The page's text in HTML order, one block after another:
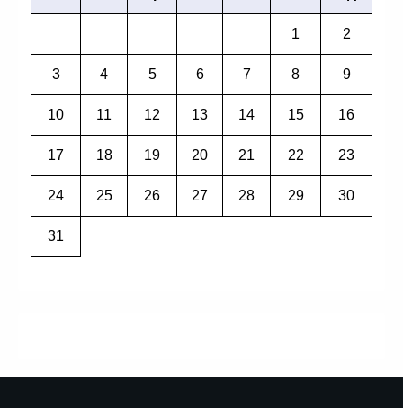
1 2
3 4 5 6 7 8 9
10 11 12 13 14 15 16
17 18 19 20 21 22 23
24 25 26 27 28 29 30
31